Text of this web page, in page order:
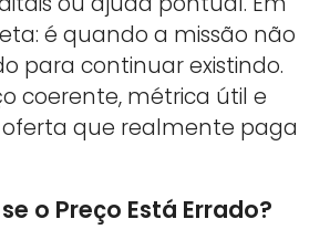
é quando a missão não
para continuar existindo.
coerente, métrica útil e
que realmente paga
o Preço Está Errado?